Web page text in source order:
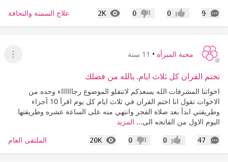
9
التعليقات إعجاب0 عدم إعجاب
0
2K
المشاهدات علاج السمنة والنحافة
محبة المبرأه • 11 سنة
عرض
تختم القران كل ثلاث ايام. يالله من فضلك
اخواتنا المشرفات الله يسعدكم لاتنقلو الموضوع رجااااااء وحده من
الاخوات تقول انا اختم القران في ثلاث ايام كل يوم اقرأ 10 أجزاء
وطريقتي ابدأ بعد صلاة الفجر وانتهي منه على الساعة عشره وطريقتها
اليوم الاول من الفاتحه الى... المزيد
47
التعليقات إعجاب0 عدم إعجاب
0
20K
المشاهدات الملتقى العام